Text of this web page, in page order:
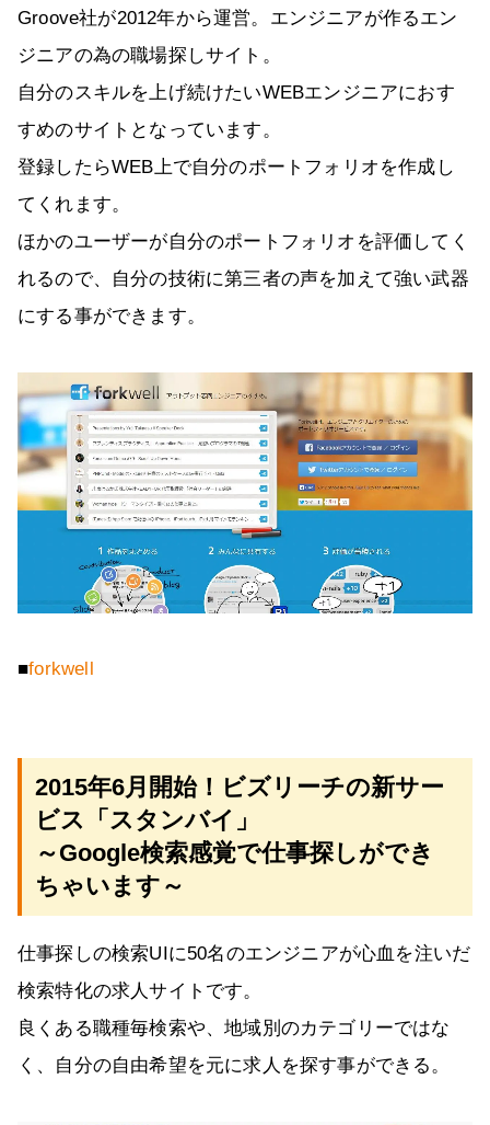
Groove社が2012年から運営。エンジニアが作るエン
ジニアの為の職場探しサイト。
自分のスキルを上げ続けたいWEBエンジニアにおす
すめのサイトとなっています。
登録したらWEB上で自分のポートフォリオを作成し
てくれます。
ほかのユーザーが自分のポートフォリオを評価してく
れるので、自分の技術に第三者の声を加えて強い武器
にする事ができます。
■forkwell
2015年6月開始！ビズリーチの新サー
ビス「スタンバイ」
～Google検索感覚で仕事探しができ
ちゃいます～
仕事探しの検索UIに50名のエンジニアが心血を注いだ
検索特化の求人サイトです。
良くある職種毎検索や、地域別のカテゴリーではな
く、自分の自由希望を元に求人を探す事ができる。